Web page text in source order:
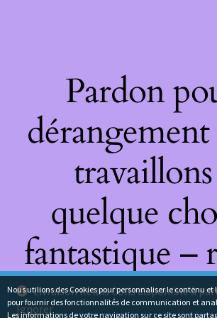
Livraison Relais Colis disponible à
Ignorer
Pardon
quelque
fantastique –
bientôt
Nous utilions des Cookies pour personnaliser le contenu
pour fournir des fonctionnalités de communication et
Les informations de votre navigation sur ce site sont